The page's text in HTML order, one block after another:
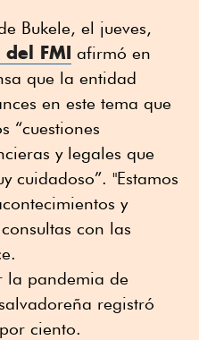
Bukele, el jueves,
FMI afirmó en
que la entidad
en este tema que
“cuestiones
y legales que
cuidadoso”. "Estamos
y
con las
la pandemia de
registró
ciento.